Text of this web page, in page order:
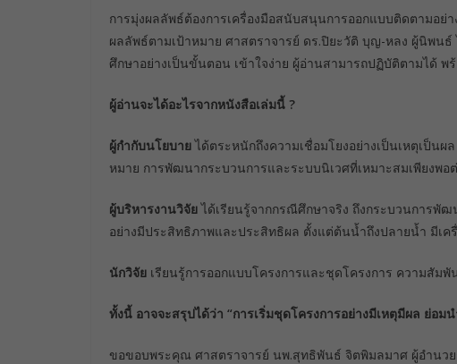
การมุ่งผลลัพธ์ต้องการเครื่องมือสนับสนุนการออกแบบติดตามอย่
ผลลัพธ์ตามเป้าหมาย ศาสตราจารย์ ดร.ปิยะวัติ บุญ-หลง ผู้นิพน
ศึกษาอย่างเป็นขั้นตอน เข้าใจง่าย ผู้อ่านสามารถปฏิบัติตามได้ พ
ผู้อ่านจะได้อะไรจากหนังสือเล่มนี้ ?
ผู้กำกับนโยบายได้ตระหนักถึงความเชื่อมโยงอย่างเป็นเหตุเป็น
หมาย การพัฒนากระบวนการและระบบนิเวศที่เหมาะสมเพียงพ
ผู้บริหารงานวิจัยได้เรียนรู้จากกรณีศึกษาจริง ถึงกระบวนการพั
อย่างมีประสิทธิภาพและประสิทธิผล ตั้งแต่ต้นน้ำถึงปลายน้ำ มีเค
นักวิจัย เรียนรู้การออกแบบโครงการและชุดโครงการ ความสัม
ทั้งนี้ อาจจะสรุปได้ว่า “การเริ่มชุดโครงการอย่างมีเหตุมีผล ย่อม
ขอขอบพระคุณ ศาสตราจารย์ นพ.สุทธิพันธ์ จิตพิมลมาศ ผู้อำนว